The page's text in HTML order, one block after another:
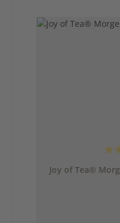
Joy of Tea®